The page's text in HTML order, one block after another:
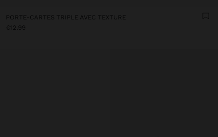
PORTE-CARTES TRIPLE AVEC TEXTURE
€12.99